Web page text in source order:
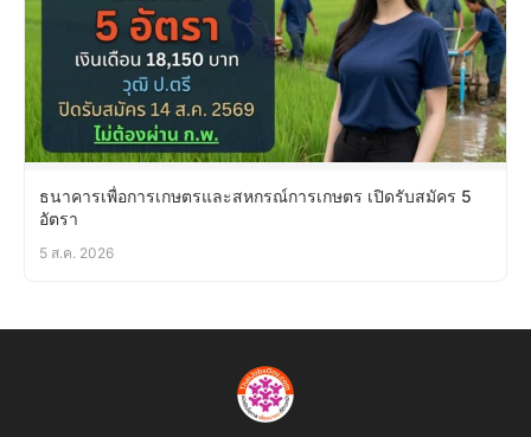
ธนาคารเพื่อการเกษตรและสหกรณ์การเกษตร เปิดรับสมัคร 5
อัตรา
5 ส.ค. 2026